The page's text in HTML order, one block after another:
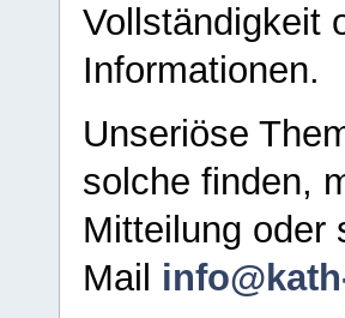
Vollständigkeit
Informationen.
Unseriöse
solche finden,
Mitteilung oder
Mail